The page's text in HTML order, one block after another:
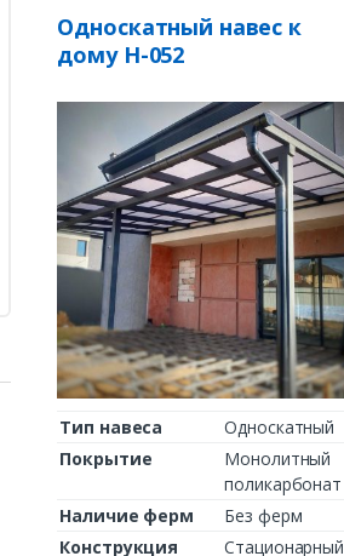
Односкатный навес к
дому Н-052
Тип навеса
Односкатный
Покрытие
Монолитный
поликарбонат
Наличие ферм
Без ферм
Конструкция
Стационарный